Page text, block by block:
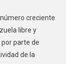
creciente
libre y
parte de
de la